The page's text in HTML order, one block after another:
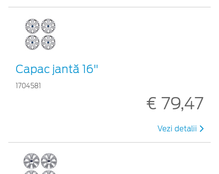
Capac jantă 16"
1704581
€ 79,47
Vezi detalii